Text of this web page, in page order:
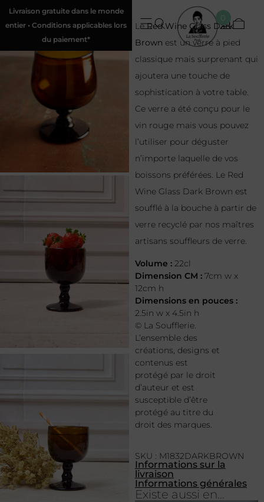
Livraison gratuite dans le monde
entier • Conditions applicables lors
du paiement*
0
LeRed Wine Glass Dark
Brown est un verre à pied
classique mais surprenant qui
ajoutera une touche de
sophistication à votre table.
Ce verre a été conçu pour le
vin rouge mais vous pouvez
l’utiliser pour déguster
n’importe laquelle de vos
boissons préférées. Le Red
Wine Glass Dark Brown est
soufflé à la bouche à partir de
verre recyclé par nos maîtres
artisans souffleurs de verre.
Volume : 22cl
Dimension CM : 7cm w x
12cm h
Dimensions en pouces :
2.5in w x 4.5in h
© La Soufflerie.
L’ensemble des
créations, designs et
contenus est
protégé par le droit
d’auteur et est
susceptible d’être
protégé au titre du
droit des marques.
SKU : M1832DARKBROWN
Informations sur la
livraison
Informations générales
Existe aussi en...